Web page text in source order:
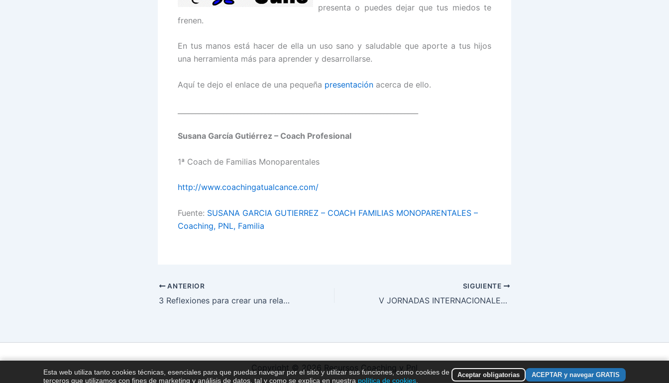
presenta o puedes dejar que tus miedos te
frenen.
En tus manos está hacer de ella un uso sano y saludable que aporte a tus hijos
una herramienta más para aprender y desarrollarse.
Aquí te dejo el enlace de una pequeña presentación acerca de ello.
Susana García Gutiérrez – Coach Profesional
1ª Coach de Familias Monoparentales
http://www.coachingatualcance.com/
Fuente: SUSANA GARCIA GUTIERREZ – COACH FAMILIAS MONOPARENTALES –
Coaching, PNL, Familia
ANTERIOR
3 Reflexiones para crear una relación de pareja con éxito
SIGUIENTE
V JORNADAS INTERNACIONALES MENTORING Y COACHING EN MADRID
Copyright © 2026 Recursos Coaching y Pnl
Esta web utiliza tanto cookies técnicas, esenciales para que puedas navegar por el sitio y utilizar sus funciones, como cookies de
terceros que utilizamos con fines de marketing y análisis de datos, tal y como se explica en nuestra política de cookies
Aceptar obligatorias ACEPTAR y navegar GRATIS